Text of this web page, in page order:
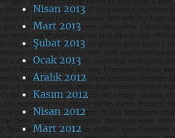
Nisan 2013
Mart 2013
Şubat 2013
Ocak 2013
Aralık 2012
Kasım 2012
Nisan 2012
Mart 2012